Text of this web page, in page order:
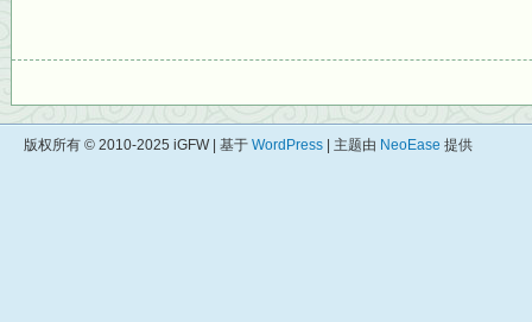
版权所有 © 2010-2025 iGFW | 基于 WordPress | 主题由 NeoEase 提供